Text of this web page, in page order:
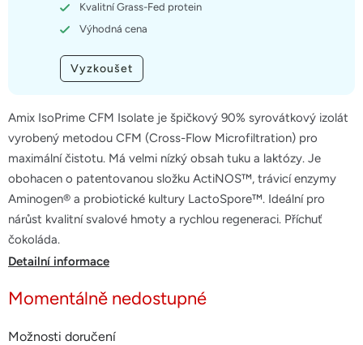
Momentálně nedostupné
Možnosti doručení
Amix IsoPrime CFM Isolate je špičkový 90% syrovátkový izolát
vyrobený metodou CFM (Cross-Flow Microfiltration) pro
maximální čistotu. Má velmi nízký obsah tuku a laktózy. Je
obohacen o patentovanou složku ActiNOS™, trávicí enzymy
Aminogen® a probiotické kultury LactoSpore™. Ideální pro
nárůst kvalitní svalové hmoty a rychlou regeneraci. Příchuť
čokoláda.
Kvalitní Grass-Fed protein
Výhodná cena
Vyzkoušet
Detailní informace